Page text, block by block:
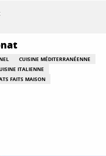
CUISINE MÉDITERRANÉENNE
ITALIENNE
FAITS MAISON